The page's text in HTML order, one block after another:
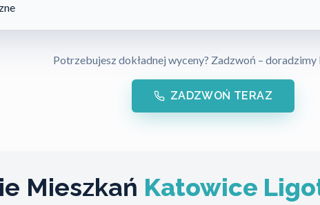
Potrzebujesz dokładnej wyceny? Zadzwoń – doradzimy
ZADZWOŃ TERAZ
Mieszkań Katowice